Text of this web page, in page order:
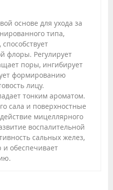
основе для ухода за
типа,
флоры. Регулирует
поры, ингибирует
формированию
лицу.
тонким ароматом.
сала и поверхностные
мицеллярного
воспалительной
сальных желез,
обеспечивает